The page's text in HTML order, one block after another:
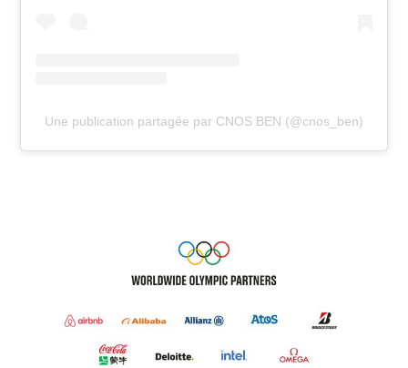
Une publication partagée par CNOS BEN (@cnos_ben)